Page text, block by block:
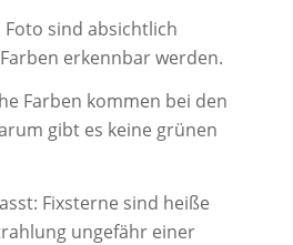
sind absichtlich
erkennbar werden.
Farben kommen bei den
gibt es keine grünen
Fixsterne sind heiße
ungefähr einer